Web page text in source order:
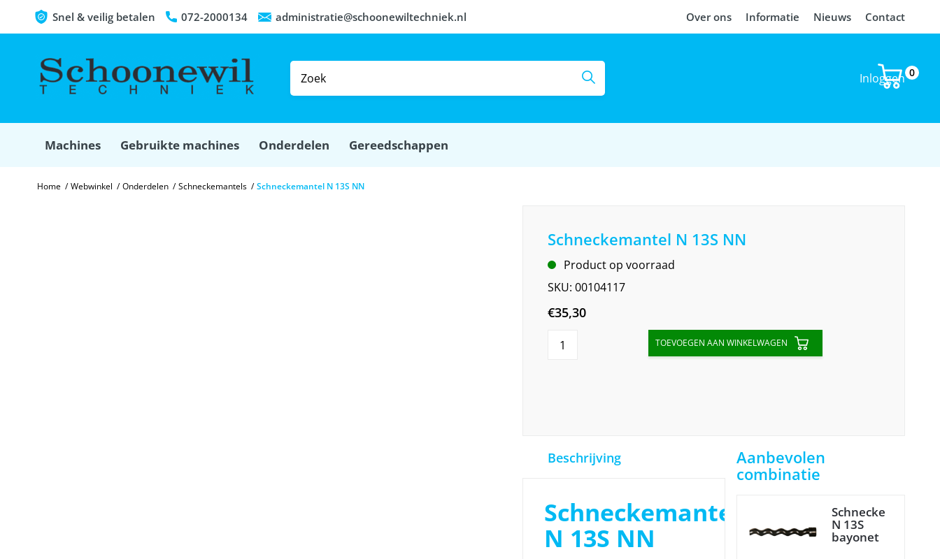
Over ons Informatie Nieuws Contact
Snel & veilig betalen 072-2000134 administratie@schoonewiltechniek.nl
0
Inloggen
Machines Gebruikte machines Onderdelen Gereedschappen
Home / Webwinkel / Onderdelen / Schneckemantels / Schneckemantel N 13S NN
Schneckemantel N 13S NN
Product op voorraad
SKU: 00104117
€35,30
TOEVOEGEN AAN WINKELWAGEN
Beschrijving
Schneckemantel
N 13S NN
Aanbevolen
combinatie
Schnecke
N 13S
bayonet